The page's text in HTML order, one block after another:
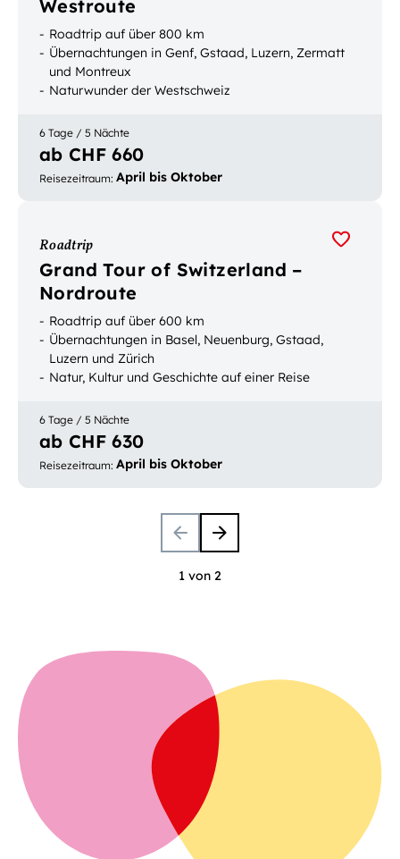
Westroute
Roadtrip auf über 800 km
Übernachtungen in Genf, Gstaad, Luzern, Zermatt
und Montreux
Naturwunder der Westschweiz
6 Tage / 5 Nächte
ab CHF 660
Reisezeitraum: April bis Oktober
Roadtrip
Grand Tour of Switzerland –
Nordroute
Roadtrip auf über 600 km
Übernachtungen in Basel, Neuenburg, Gstaad,
Luzern und Zürich
Natur, Kultur und Geschichte auf einer Reise
6 Tage / 5 Nächte
ab CHF 630
Reisezeitraum: April bis Oktober
1 von 2